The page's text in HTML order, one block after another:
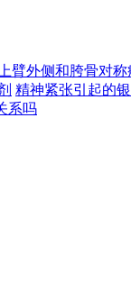
臂外侧和胯骨对
精神紧张引起的
系吗